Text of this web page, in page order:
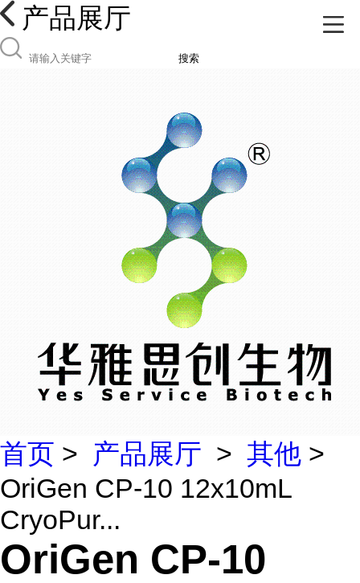
产品展厅
搜索
首页 > 产品展厅 > 其他 >
OriGen CP-10 12x10mL
CryoPur...
OriGen CP-10